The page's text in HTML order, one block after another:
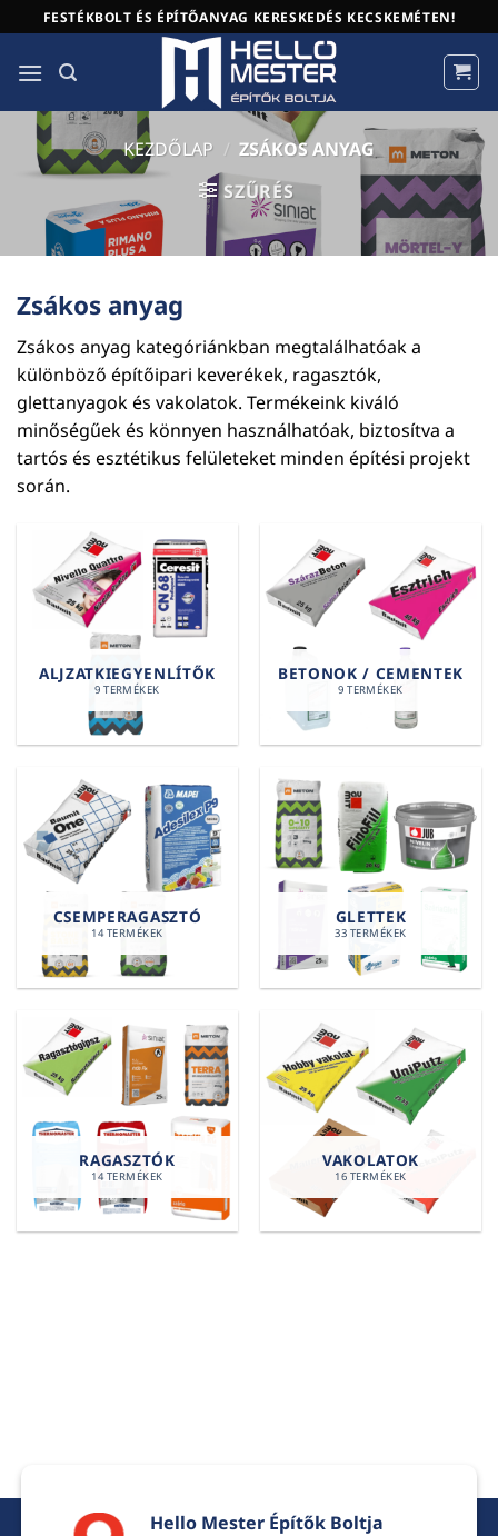
to
content
FESTÉKBOLT ÉS ÉPÍTŐANYAG KERESKEDÉS KECSKEMÉTEN!
KEZDŐLAP / ZSÁKOS ANYAG
SZŰRÉS
Zsákos anyag
Zsákos anyag kategóriánkban megtalálhatóak a
különböző építőipari keverékek, ragasztók,
glettanyagok és vakolatok. Termékeink kiváló
minőségűek és könnyen használhatóak, biztosítva a
tartós és esztétikus felületeket minden építési projekt
során.
ALJZATKIEGYENLÍTŐK
9 TERMÉKEK
BETONOK / CEMENTEK
9 TERMÉKEK
CSEMPERAGASZTÓ
14 TERMÉKEK
GLETTEK
33 TERMÉKEK
RAGASZTÓK
14 TERMÉKEK
VAKOLATOK
16 TERMÉKEK
Hello Mester Építők Boltja